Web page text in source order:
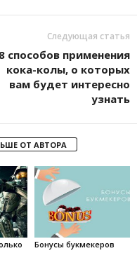
Следующая статья
8 способов применения
кока-колы, о которых
вам будет интересно
узнать
ОТ АВТОРА
Бонусы букмекеров